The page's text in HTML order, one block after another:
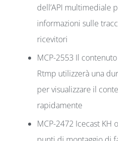
dell’API multimediale
informazioni sulle
ricevitori
MCP-2553 Il
Rtmp utilizzerà una
per visualizzare il
rapidamente
MCP-2472 Icecast KH